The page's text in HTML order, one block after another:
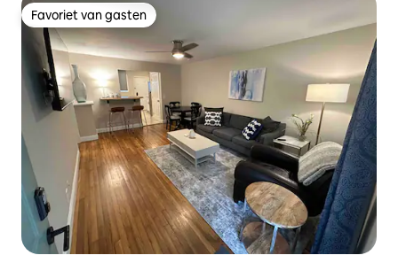
Favoriet van gasten
Favoriet van gasten